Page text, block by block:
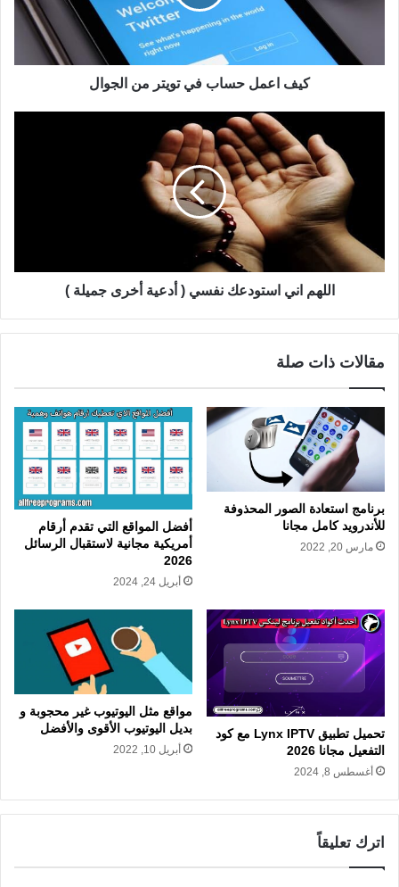
كيف اعمل حساب في تويتر من الجوال
اللهم اني استودعك نفسي ( أدعية أخرى جميلة )
مقالات ذات صلة
برنامج استعادة الصور المحذوفة
للأندرويد كامل مجانا
مارس 20, 2022
أفضل المواقع التي تقدم أرقام
أمريكية مجانية لاستقبال الرسائل
2026
أبريل 24, 2024
تحميل تطبيق Lynx IPTV مع كود
التفعيل مجانا 2026
أغسطس 8, 2024
مواقع مثل اليوتيوب غير محجوبة و
بديل اليوتيوب الأقوى والأفضل
أبريل 10, 2022
اترك تعليقاً